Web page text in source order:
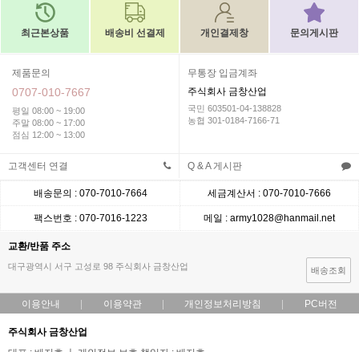
최근본상품 배송비 선결제 개인결제창 문의게시판
제품문의
0707-010-7667
평일 08:00 ~ 19:00
주말 08:00 ~ 17:00
점심 12:00 ~ 13:00
무통장 입금계좌
주식회사 금창산업
국민 603501-04-138828
농협 301-0184-7166-71
고객센터 연결 Q & A 게시판
배송문의 : 070-7010-7664 세금계산서 : 070-7010-7666
팩스번호 : 070-7016-1223 메일 : army1028@hanmail.net
교환/반품 주소
대구광역시 서구 고성로 98 주식회사 금창산업 배송조회
이용안내 이용약관 개인정보처리방침 PC버전
주식회사 금창산업